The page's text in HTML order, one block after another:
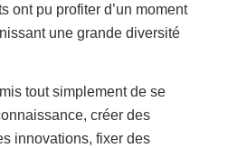
ont pu profiter d’un moment
une grande diversité
tout simplement de se
créer des
innovations, fixer des